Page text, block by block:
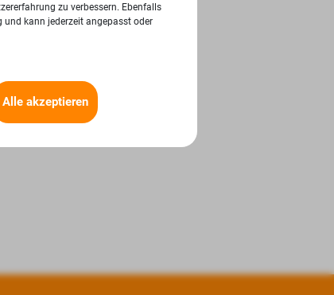
zu verbessern. Ebenfalls
kann jederzeit angepasst oder
Alle akzeptieren